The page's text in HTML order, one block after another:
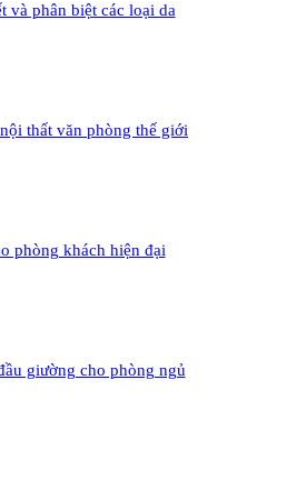
và phân biệt các loại da
thất văn phòng thế giới
phòng khách hiện đại
giường cho phòng ngủ